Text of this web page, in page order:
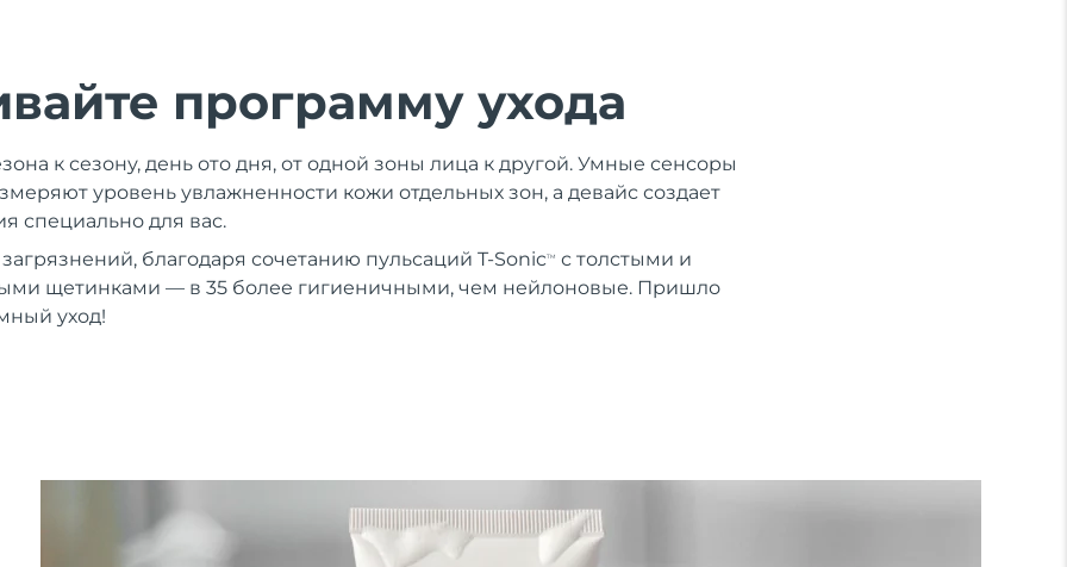
программу ухода
к сезону, день ото дня, от одной зоны лица к другой. Умные сенсоры
уровень увлажненности кожи отдельных зон, а девайс создает
специально для вас.
благодаря сочетанию пульсаций T-SonicTM
с толстыми и
щетинками — в 35 более гигиеничными, чем нейлоновые. Пришло
уход!